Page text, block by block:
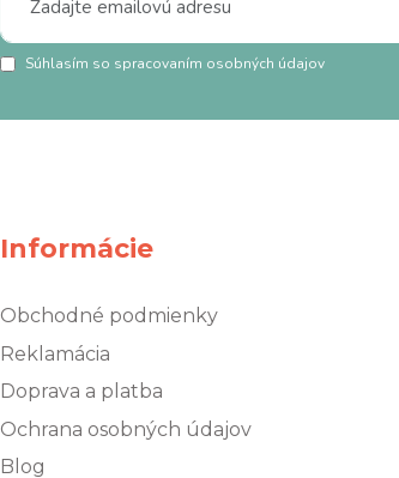
Súhlasím so spracovaním osobných údajov
Informácie
Obchodné podmienky
Reklamácia
Doprava a platba
Ochrana osobných údajov
Blog